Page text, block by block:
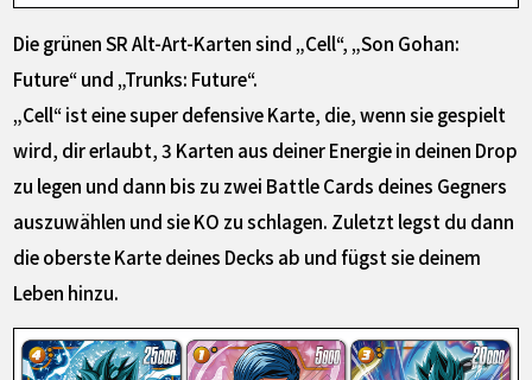
Die grünen SR Alt-Art-Karten sind „Cell“, „Son Gohan:
Future“ und „Trunks: Future“.
„Cell“ ist eine super defensive Karte, die, wenn sie gespielt
wird, dir erlaubt, 3 Karten aus deiner Energie in deinen Drop
zu legen und dann bis zu zwei Battle Cards deines Gegners
auszuwählen und sie KO zu schlagen. Zuletzt legst du dann
die oberste Karte deines Decks ab und fügst sie deinem
Leben hinzu.